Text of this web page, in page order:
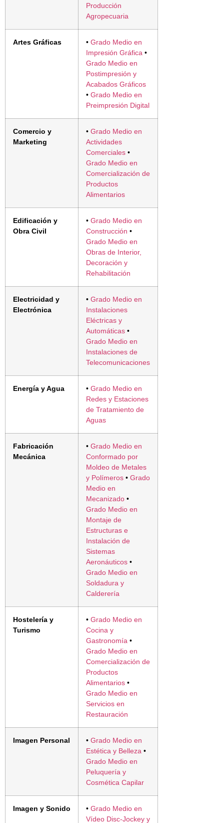
Producción
Agropecuaria
Artes Gráficas • Grado Medio en
Impresión Gráfica •
Grado Medio en
Postimpresión y
Acabados Gráficos
• Grado Medio en
Preimpresión Digital
Comercio y
Marketing
• Grado Medio en
Actividades
Comerciales •
Grado Medio en
Comercialización de
Productos
Alimentarios
Edificación y
Obra Civil
• Grado Medio en
Construcción •
Grado Medio en
Obras de Interior,
Decoración y
Rehabilitación
Electricidad y
Electrónica
• Grado Medio en
Instalaciones
Eléctricas y
Automáticas •
Grado Medio en
Instalaciones de
Telecomunicaciones
Energía y Agua • Grado Medio en
Redes y Estaciones
de Tratamiento de
Aguas
Fabricación
Mecánica
• Grado Medio en
Conformado por
Moldeo de Metales
y Polímeros • Grado
Medio en
Mecanizado •
Grado Medio en
Montaje de
Estructuras e
Instalación de
Sistemas
Aeronáuticos •
Grado Medio en
Soldadura y
Calderería
Hostelería y
Turismo
• Grado Medio en
Cocina y
Gastronomía •
Grado Medio en
Comercialización de
Productos
Alimentarios •
Grado Medio en
Servicios en
Restauración
Imagen Personal • Grado Medio en
Estética y Belleza •
Grado Medio en
Peluquería y
Cosmética Capilar
Imagen y Sonido • Grado Medio en
Vídeo Disc-Jockey y